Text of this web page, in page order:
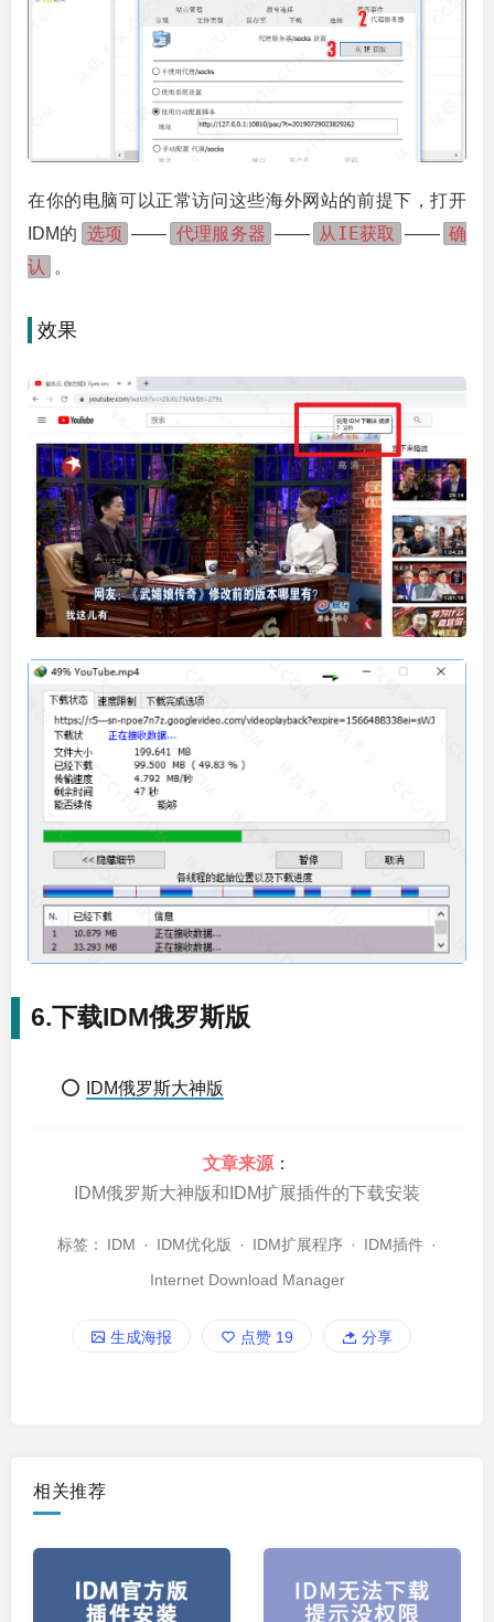
在你的电脑可以正常访问这些海外网站的前提下，打开
IDM的 选项 —— 代理服务器 —— 从IE获取 —— 确
认
。
效果
6.下载IDM俄罗斯版
⭕ IDM俄罗斯大神版
文章来源 ：
IDM俄罗斯大神版和IDM扩展插件的下载安装
标签： IDM · IDM优化版 · IDM扩展程序 · IDM插件 ·
Internet Download Manager
生成海报 点赞 19 分享
相关推荐